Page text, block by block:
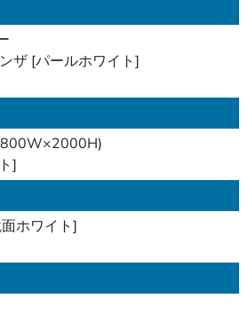
ザ [パールホワイト]
]
ホワイト]